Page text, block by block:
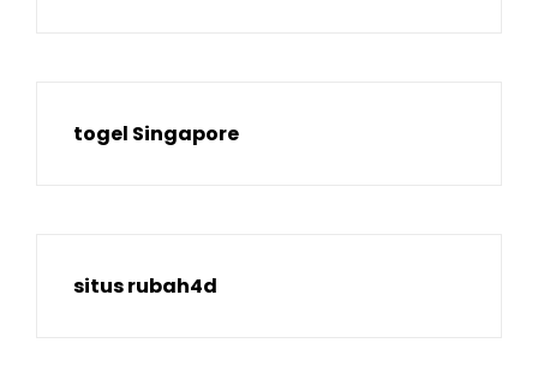
togel Singapore
situs rubah4d